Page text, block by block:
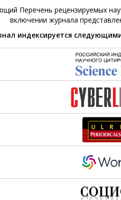
Перечень рецензируемых
включении журнала
индексируется